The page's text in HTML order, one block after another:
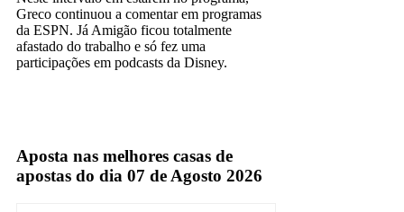
Greco continuou a comentar em programas
da ESPN. Já Amigão ficou totalmente
afastado do trabalho e só fez uma
participações em podcasts da Disney.
Aposta nas melhores casas de
apostas do dia 07 de Agosto 2026